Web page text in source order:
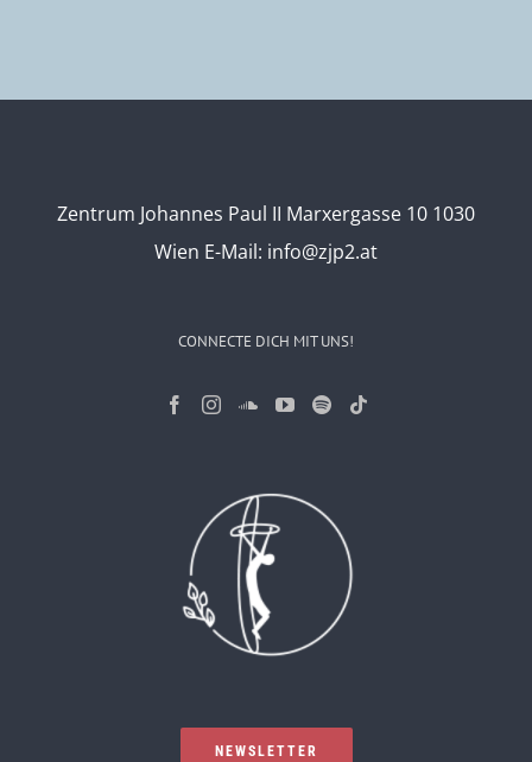
Zentrum Johannes Paul II Marxergasse 10 1030
Wien E-Mail: info@zjp2.at
CONNECTE DICH MIT UNS!
NEWSLETTER